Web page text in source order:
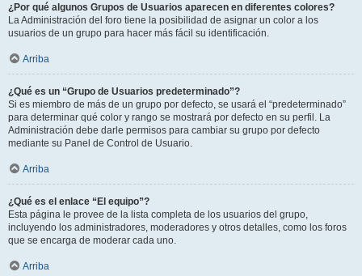
¿Por qué algunos Grupos de Usuarios aparecen en diferentes colores?
La Administración del foro tiene la posibilidad de asignar un color a los
usuarios de un grupo para hacer más fácil su identificación.
Arriba
¿Qué es un “Grupo de Usuarios predeterminado”?
Si es miembro de más de un grupo por defecto, se usará el “predeterminado”
para determinar qué color y rango se mostrará por defecto en su perfil. La
Administración debe darle permisos para cambiar su grupo por defecto
mediante su Panel de Control de Usuario.
Arriba
¿Qué es el enlace “El equipo”?
Esta página le provee de la lista completa de los usuarios del grupo,
incluyendo los administradores, moderadores y otros detalles, como los foros
que se encarga de moderar cada uno.
Arriba